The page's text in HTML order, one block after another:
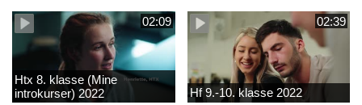
02:09
Htx 8. klasse (Mine
introkurser) 2022
02:39
Hf 9.-10. klasse 2022